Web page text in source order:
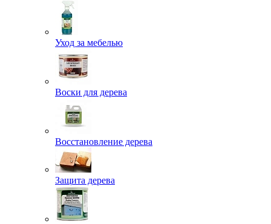
Уход за мебелью
Воски для дерева
Восстановление дерева
Защита дерева